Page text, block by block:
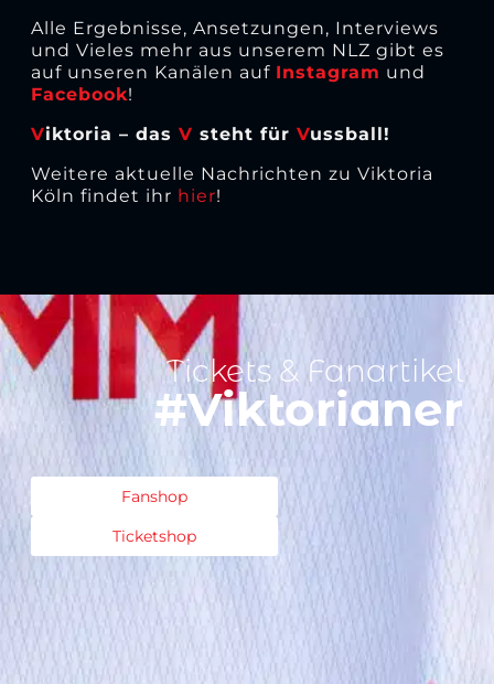
Alle Ergebnisse, Ansetzungen, Interviews
und Vieles mehr aus unserem NLZ gibt es
auf unseren Kanälen auf Instagram und
Facebook!
Viktoria – das V steht für Vussball!
Weitere aktuelle Nachrichten zu Viktoria
Köln findet ihr hier!
Tickets & Fanartikel
#Viktorianer
Fanshop
Ticketshop